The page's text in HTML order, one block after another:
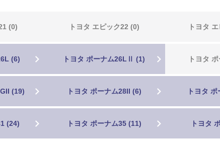
(0) トヨタ エピック22 (0) トヨタ
(6) トヨタ ポーナム26LⅡ (1) トヨタ
(19) トヨタ ポーナム28II (6) トヨタ
(24) トヨタ ポーナム35 (11) トヨタ